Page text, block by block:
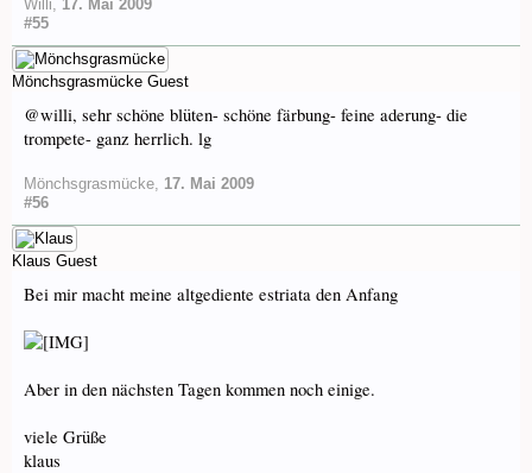
Willi, 17. Mai 2009
#55
Mönchsgrasmücke Guest
@willi, sehr schöne blüten- schöne färbung- feine aderung- die
trompete- ganz herrlich. lg
Mönchsgrasmücke, 17. Mai 2009
#56
Klaus Guest
Bei mir macht meine altgediente estriata den Anfang
Aber in den nächsten Tagen kommen noch einige.
viele Grüße
klaus